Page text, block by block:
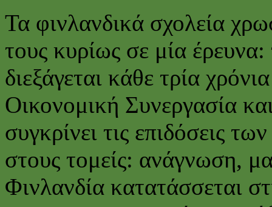
Τα φινλανδικά σχολεία
τους κυρίως σε μία
διεξάγεται κάθε τρία
Οικονομική Συνεργασία
συγκρίνει τις επιδόσεις
στους τομείς: ανάγνωση,
Φινλανδία κατατάσσεται